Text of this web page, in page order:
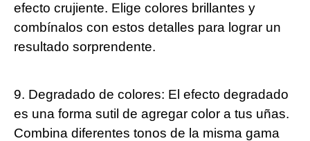
efecto crujiente. Elige colores brillantes y
combínalos con estos detalles para lograr un
resultado sorprendente.
9. Degradado de colores: El efecto degradado
es una forma sutil de agregar color a tus uñas.
Combina diferentes tonos de la misma gama